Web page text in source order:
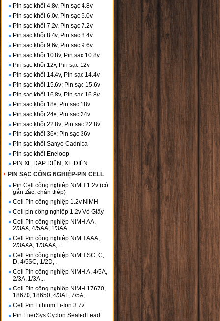
Pin sạc khối 4.8v, Pin sạc 4.8v
Pin sạc khối 6.0v, Pin sạc 6.0v
Pin sạc khối 7.2v, Pin sạc 7.2v
Pin sạc khối 8.4v, Pin sạc 8.4v
Pin sạc khối 9.6v, Pin sạc 9.6v
Pin sạc khối 10.8v, Pin sạc 10.8v
Pin sạc khối 12v, Pin sạc 12v
Pin sạc khối 14.4v, Pin sạc 14.4v
Pin sạc khối 15.6v; Pin sạc 15.6v
Pin sạc khối 16.8v, Pin sạc 16.8v
Pin sạc khối 18v; Pin sạc 18v
Pin sạc khối 24v; Pin sạc 24v
Pin sạc khối 22.8v; Pin sạc 22.8v
Pin sạc khối 36v; Pin sạc 36v
Pin sạc khối Sanyo Cadnica
Pin sạc khối Eneloop
PIN XE ĐẠP ĐIỆN, XE ĐIỆN
PIN SẠC CÔNG NGHIỆP-PIN CELL
Pin Cell công nghiệp NiMH 1.2v (có
gắn Zắc, chân thép)
Cell Pin công nghiệp 1.2v NiMH
Cell pin công nghiệp 1.2v Vỏ Giấy
Cell Pin công nghiệp NiMH AA,
2/3AA, 4/5AA, 1/3AA
Cell Pin công nghiệp NiMH AAA,
2/3AAA, 1/3AAA,..
Cell Pin công nghiệp NiMH SC, C,
D, 4/5SC, 1/2D,..
Cell Pin công nghiệp NiMH A, 4/5A,
2/3A, 1/3A,..
Cell Pin công nghiệp NiMH 17670,
18670, 18650, 4/3AF, 7/5A,..
Cell Pin Lithium Li-Ion 3.7v
Pin EnerSys Cyclon SealedLead